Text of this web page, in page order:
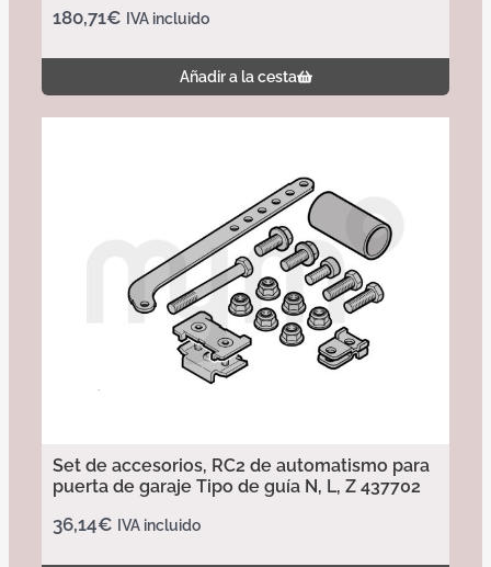
180,71€ IVA incluido
Añadir a la cesta
Set de accesorios, RC2 de automatismo para
puerta de garaje Tipo de guía N, L, Z 437702
36,14€ IVA incluido